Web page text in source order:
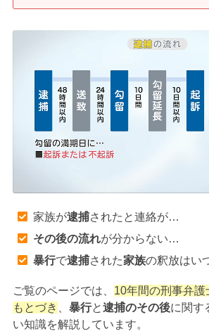
刑事事件の無料相談
家族が逮捕された方はこちら
刑事事件の記事一覧
弁護士費用
アクセス
家族が逮捕されたと連絡が…
その後の流れが分からない…
暴行で逮捕された家族の釈放はい
ご覧のページでは、 10年間の刑事弁護
もとづき
暴行と逮捕のその後に関す
い知識を解説しています。